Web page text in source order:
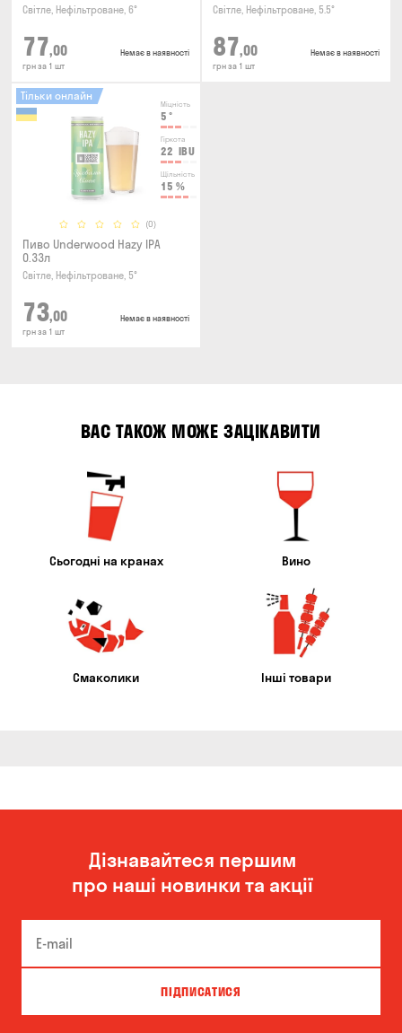
Світле, Нефільтроване, 6°
77,00
грн за 1 шт
Немає в наявності
Світле, Нефільтроване, 5.5°
87,00
грн за 1 шт
Немає в наявності
Міцність
5 °
Гіркота
22 IBU
Щільність
15 %
(0)
Тільки онлайн
Пиво Underwood Hazy IPA
0.33л
Світле, Нефільтроване, 5°
73,00
грн за 1 шт
Немає в наявності
ВАС ТАКОЖ МОЖЕ ЗАЦІКАВИТИ
Сьогодні на кранах Вино
Смаколики Інші товари
Дізнавайтеся першим
про наші новинки та акції
ПІДПИСАТИСЯ